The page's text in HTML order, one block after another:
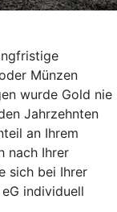
Münzen
wurde Gold nie
Jahrzehnten
an Ihrem
nach Ihrer
sich bei Ihrer
individuell